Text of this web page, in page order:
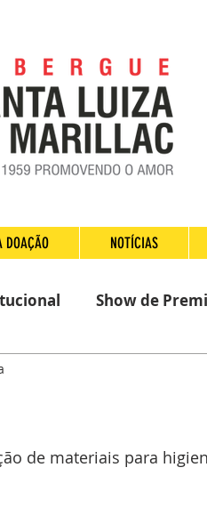
DOAÇÃO NOTÍCIAS
Show de
de materiais para